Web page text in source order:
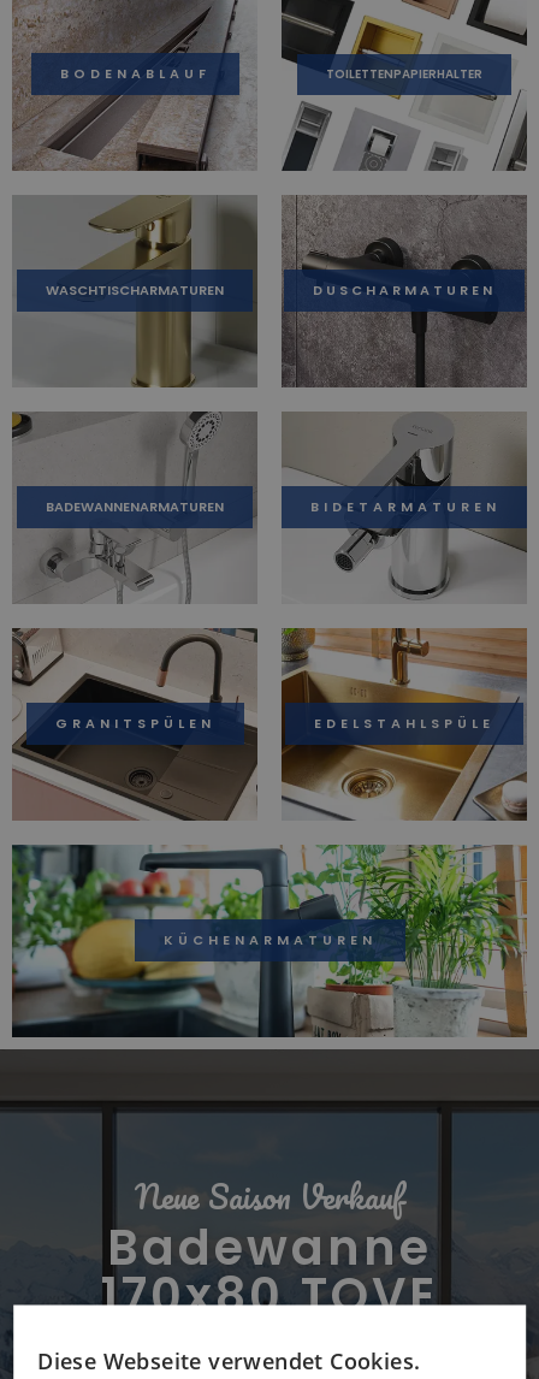
BODENABLAUF TOILETTENPAPIERHALTER
WASCHTISCHARMATUREN DUSCHARMATUREN
BADEWANNENARMATUREN BIDETARMATUREN
GRANITSPÜLEN EDELSTAHLSPÜLE
KÜCHENARMATUREN
Neue Saison Verkauf
Badewanne
170x80 TOVE
- SPAREN 150,00 € -
Diese Webseite verwendet Cookies.